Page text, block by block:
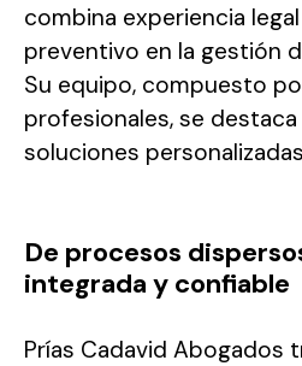
combina experiencia
preventivo en la gestión
Su equipo, compuesto
profesionales, se
soluciones
De procesos
integrada y confiable
Prías Cadavid Abogados